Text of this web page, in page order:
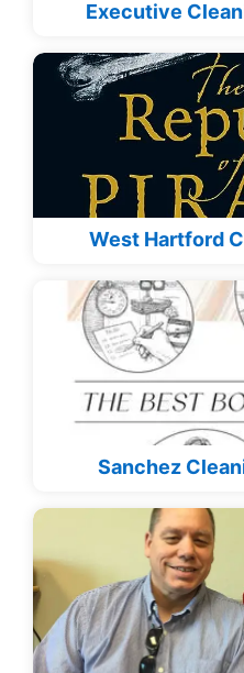
Executive
West Hartford
Sanchez